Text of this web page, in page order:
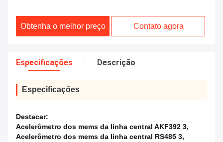
Obtenha o melhor preço Contato agora
Especificações Descrição
Especificações
Destacar:
Acelerômetro dos mems da linha central AKF392 3,
Acelerômetro dos mems da linha central RS485 3,